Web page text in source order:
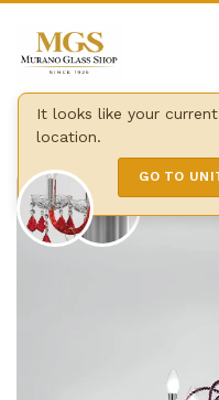
It looks like your
location.
GO TO
Home / Lustres /
Lustre lumineux bohême